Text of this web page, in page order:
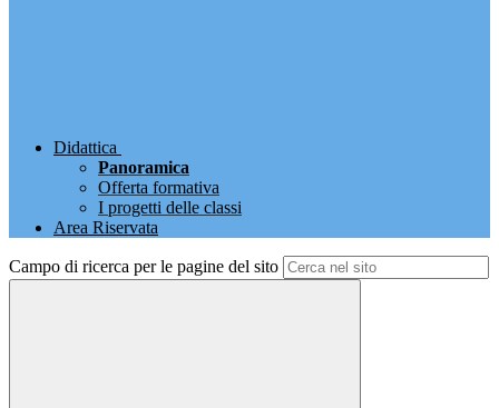
Didattica
Panoramica
Offerta formativa
I progetti delle classi
Area Riservata
Campo di ricerca per le pagine del sito